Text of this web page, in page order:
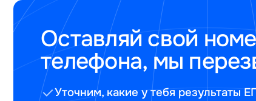
Оставляй свой
телефона, мы
Уточним, какие у тебя результаты